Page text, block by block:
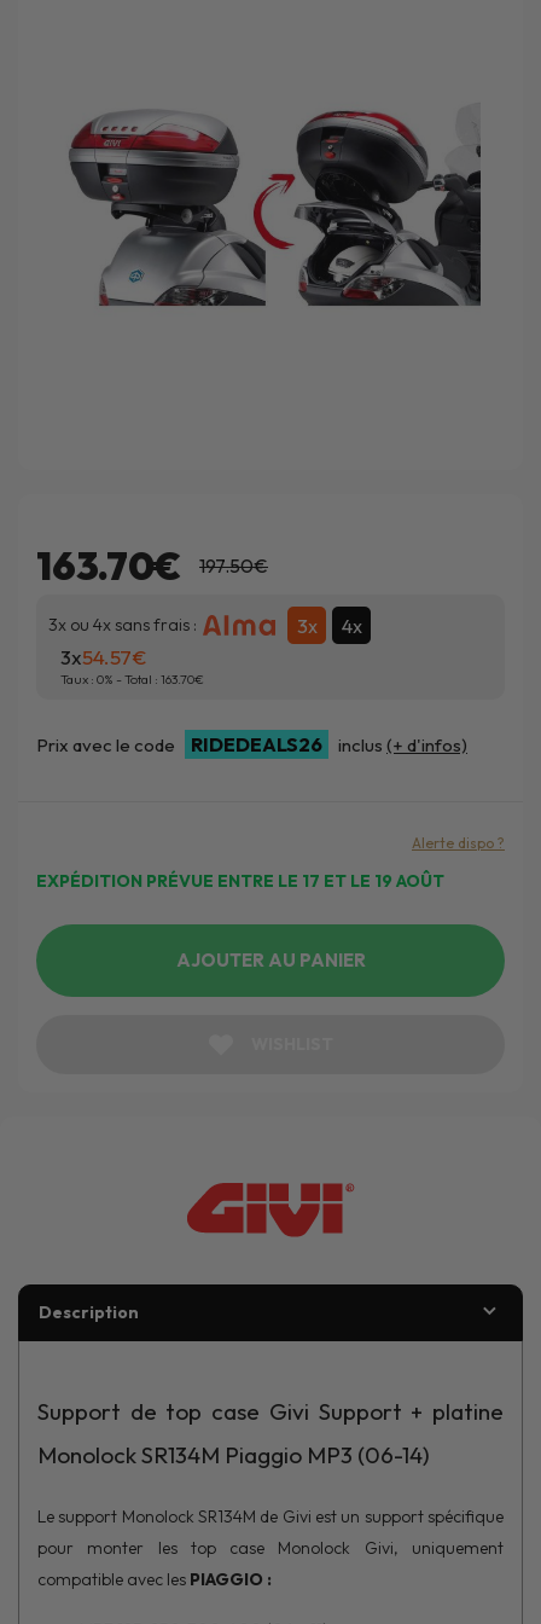
163.70€ 197.50€
3x ou 4x sans frais : 3x 4x
3x54.57
Taux : 0% - Total : 163.70
Prix avec le code RIDEDEALS26 inclus (+ d'infos)
EXPÉDITION PRÉVUE ENTRE LE 17 ET LE 19 AOÛT
Alerte dispo ?
AJOUTER AU PANIER
Description
Support de top case Givi Support + platine
Monolock SR134M Piaggio MP3 (06-14)
Le support Monolock SR134M de Givi est un support spécifique
pour monter les top case Monolock Givi, uniquement
compatible avec les PIAGGIO :